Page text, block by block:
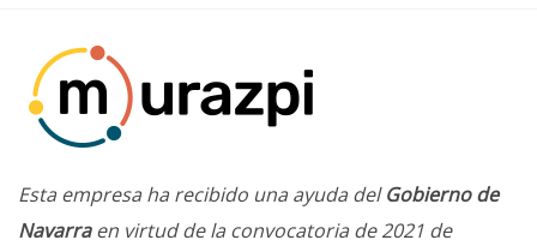
Esta empresa ha recibido una ayuda delGobierno de
Navarraen virtud de la convocatoria de 2021 de